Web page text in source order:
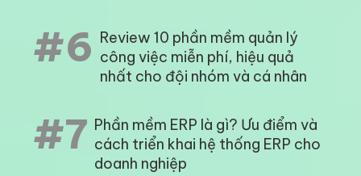
#6 Review 10 phần mềm quản lý
công việc miễn phí, hiệu quả
nhất cho đội nhóm và cá nhân
#7 Phần mềm ERP là gì? Ưu điểm và
cách triển khai hệ thống ERP cho
doanh nghiệp